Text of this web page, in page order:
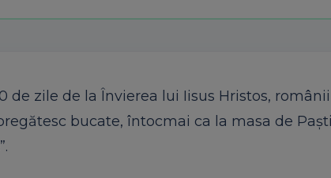
de zile de la Învierea lui Iisus Hristos,
bucate, întocmai ca la masa de